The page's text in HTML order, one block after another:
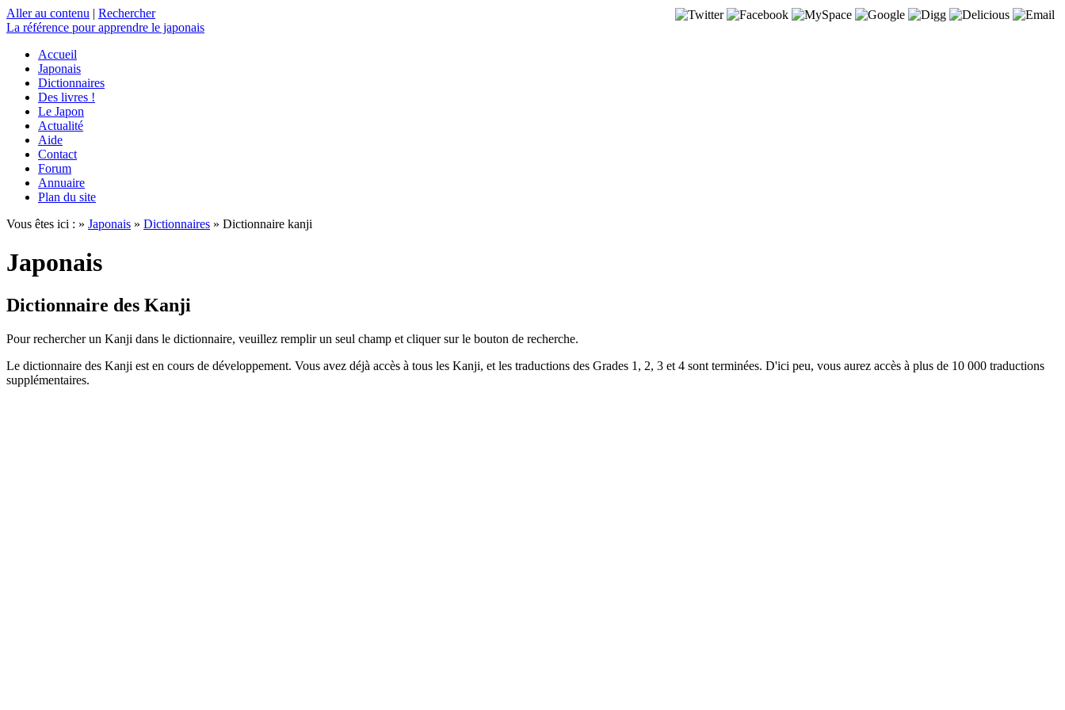
Aller au contenu | Rechercher
La référence pour apprendre le japonais
Accueil
Japonais
Dictionnaires
Des livres !
Le Japon
Actualité
Aide
Contact
Forum
Annuaire
Plan du site
Vous êtes ici : » Japonais » Dictionnaires » Dictionnaire kanji
Japonais
Dictionnaire des Kanji
Pour rechercher un Kanji dans le dictionnaire, veuillez remplir un seul champ et cliquer sur le bouton de recherche.
Le dictionnaire des Kanji est en cours de développement. Vous avez déjà accès à tous les Kanji, et les traductions des Grades 1, 2, 3 et 4 sont terminées. D'ici peu, vous aurez accès à plus de 10 000 traductions
supplémentaires.